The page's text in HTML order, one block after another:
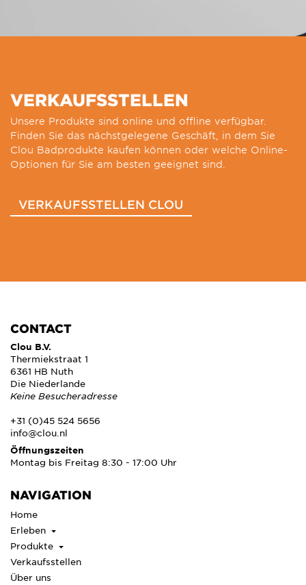
VERKAUFSSTELLEN
Unsere Produkte sind online und offline verfügbar.
Finden Sie das nächstgelegene Geschäft, in dem Sie
Clou Badprodukte kaufen können oder welche Online-
Optionen für Sie am besten geeignet sind.
VERKAUFSSTELLEN CLOU
CONTACT
Clou B.V.
Thermiekstraat 1
6361 HB Nuth
Die Niederlande
Keine Besucheradresse
+31 (0)45 524 5656
info@clou.nl
Öffnungszeiten
Montag bis Freitag 8:30 - 17:00 Uhr
NAVIGATION
Home
Erleben
Produkte
Verkaufsstellen
Über uns